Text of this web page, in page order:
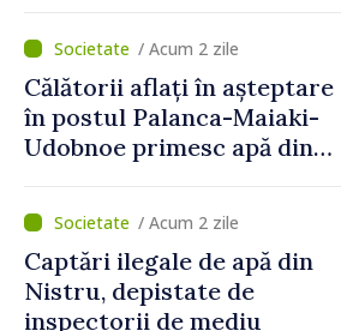
Naționale de Apărare pentru
perioada 2024–2034,
publicat în Monitorul Oficial
/ Acum 2 zile
Călătorii aflați în așteptare
în postul Palanca-Maiaki-
Udobnoe primesc apă din
și a polițiștilor de frontieră
/ Acum 2 zile
Captări ilegale de apă din
Nistru, depistate de
inspectorii de mediu